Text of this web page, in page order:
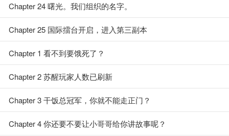
Chapter 24 曙光。我们组织的名字。
Chapter 25 国际擂台开启，进入第三副本
Chapter 1 看不到要饿死了？
Chapter 2 苏醒玩家人数已刷新
Chapter 3 干饭总冠军，你就不能走正门？
Chapter 4 你还要不要让小哥哥给你讲故事呢？